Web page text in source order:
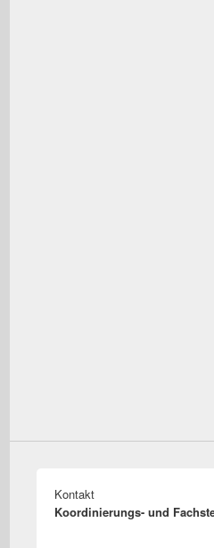
Kontakt
Koordinierungs- und